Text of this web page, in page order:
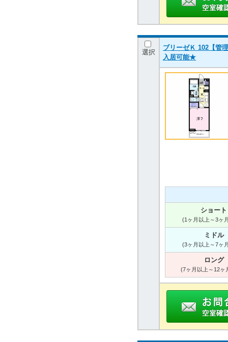
選択
ブリーゼＫ 102【管
入居可能★
ショート
(1ヶ月以上～3ヶ
ミドル
(3ヶ月以上～7ヶ
ロング
(7ヶ月以上～12ヶ